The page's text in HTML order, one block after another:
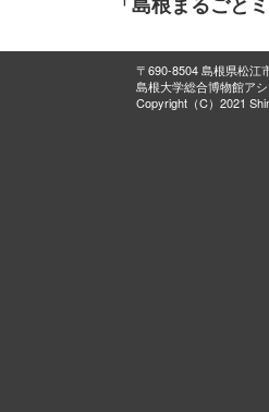
〒690-8504 島根県松江
島根大学総合博物館ア
Copyright（C）2021